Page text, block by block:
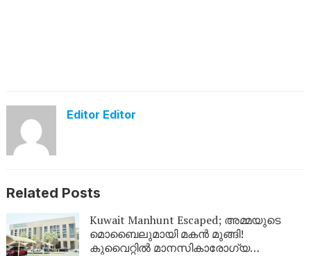
Editor Editor
Related Posts
Kuwait Manhunt Escaped; അമ്മയുടെ
മൊബൈലുമായി മകൻ മുങ്ങി!
കുവൈറ്റിൽ മാനസികാരോഗ്യ